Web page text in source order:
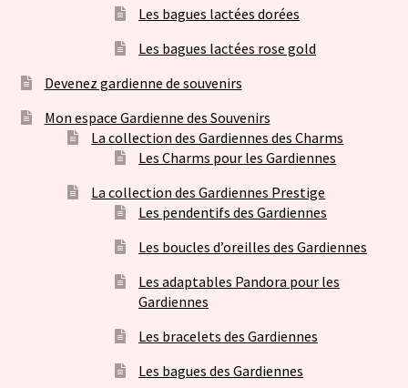
Les bagues lactées dorées
Les bagues lactées rose gold
Devenez gardienne de souvenirs
Mon espace Gardienne des Souvenirs
La collection des Gardiennes des Charms
Les Charms pour les Gardiennes
La collection des Gardiennes Prestige
Les pendentifs des Gardiennes
Les boucles d’oreilles des Gardiennes
Les adaptables Pandora pour les
Gardiennes
Les bracelets des Gardiennes
Les bagues des Gardiennes